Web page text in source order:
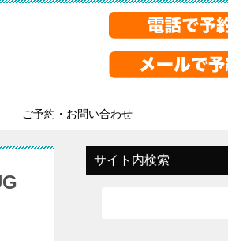
ご予約・お問い合わせ
サイト内検索